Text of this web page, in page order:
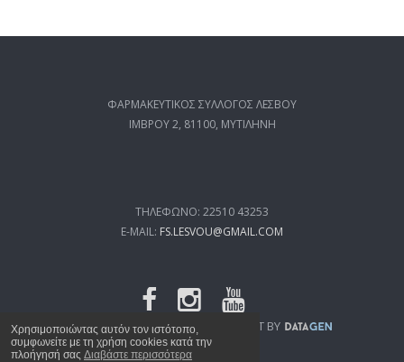
Χρησιμοποιώντας αυτόν τον ιστότοπο,
συμφωνείτε με τη χρήση cookies κατά την
πλοήγησή σας Διαβάστε περισσότερα
ΦΑΡΜΑΚΕΥΤΙΚΟΣ ΣΥΛΛΟΓΟΣ ΛΕΣΒΟΥ
ΙΜΒΡΟΥ 2, 81100, ΜΥΤΙΛΗΝΗ
ΤΗΛΕΦΩΝΟ: 22510 43253
E-MAIL: FS.LESVOU@GMAIL.COM
FSL.GR© 2019 WEB DEVELOPMENT BY